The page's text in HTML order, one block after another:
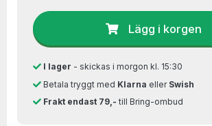
Lägg i korgen
I lager - skickas i morgon kl. 15:30
Betala tryggt med Klarna eller Swish
Frakt endast 79,- till Bring-ombud